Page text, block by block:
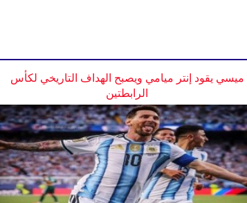
ميسي يقود إنتر ميامي ويصبح الهداف التاريخي لكأس
الرابطتين